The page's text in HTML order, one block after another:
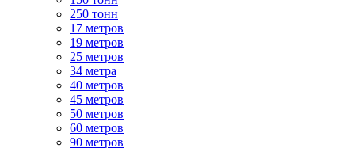
250 тонн
17 метров
19 метров
25 метров
34 метра
40 метров
45 метров
50 метров
60 метров
90 метров